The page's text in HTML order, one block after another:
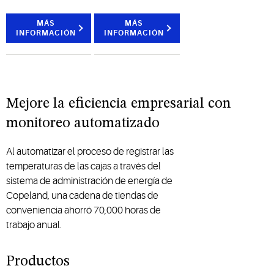
instalaciones
claves.
perecederos
en toda la
completa,
controles
y
integral.
MÁS
INFORMACIÓN
mayorista
y
productos
servicios
Copeland.
MÁS
INFORMACIÓN
Mejore la eficiencia empresarial con
monitoreo automatizado
Al automatizar el proceso de registrar las
temperaturas de las cajas a través del
sistema de administración de energía de
Copeland, una cadena de tiendas de
conveniencia ahorró 70,000 horas de
trabajo anual.
Productos